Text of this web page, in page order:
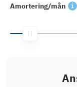
Amortering/mån